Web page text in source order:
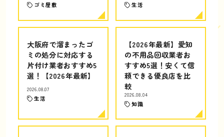
ゴミ屋敷 生活
大阪府で溜まったゴ
ミの処分に対応する
片付け業者おすすめ5
選！【2026年最新】
2026.08.07
生活
【2026年最新】愛知
の不用品回収業者お
すすめ5選！安くて信
頼できる優良店を比
較
2026.08.04
知識